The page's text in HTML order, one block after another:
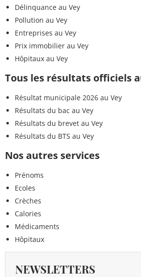
Délinquance au Vey
Pollution au Vey
Entreprises au Vey
Prix immobilier au Vey
Hôpitaux au Vey
Tous les résultats officiels
Résultat municipale 2026 au Vey
Résultats du bac au Vey
Résultats du brevet au Vey
Résultats du BTS au Vey
Nos autres services
Prénoms
Ecoles
Crèches
Calories
Médicaments
Hôpitaux
NEWSLETTERS